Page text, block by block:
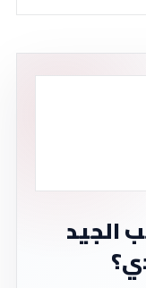
الجيد